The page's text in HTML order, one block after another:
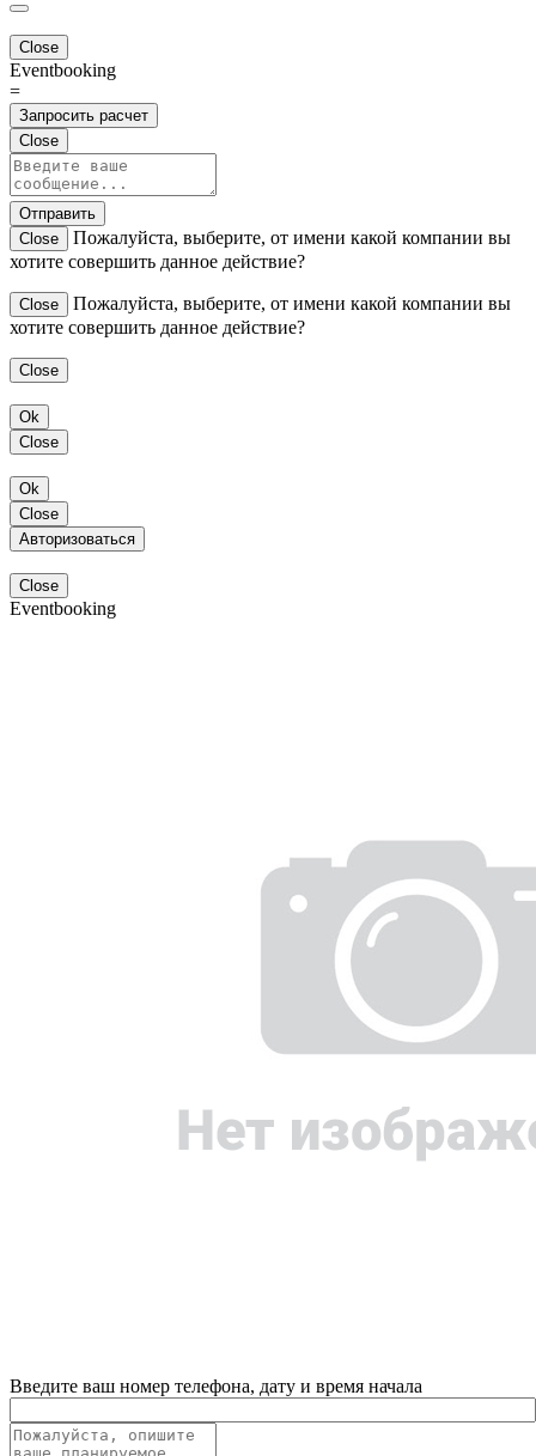
Close
Eventbooking
=
Запросить расчет
Close
Отправить
Close
Пожалуйста, выберите, от имени какой компании вы
хотите совершить данное действие?
Close
Пожалуйста, выберите, от имени какой компании вы
хотите совершить данное действие?
Close
Ok
Close
Ok
Close
Авторизоваться
Close
Eventbooking
Введите ваш номер телефона, дату и время начала